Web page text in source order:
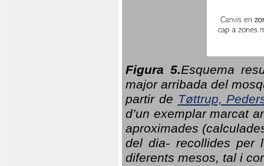
Figura 5.Esquema
major arribada del
partir de Tøttrup,
d’un exemplar marcat
aproximades
del dia- recollides per
diferents mesos, tal i